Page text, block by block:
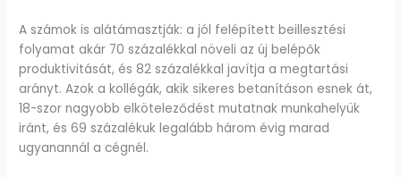
A számok is alátámasztják: a jól felépített beillesztési
folyamat akár 70 százalékkal növeli az új belépők
produktivitását, és 82 százalékkal javítja a megtartási
arányt. Azok a kollégák, akik sikeres betanításon esnek át,
18-szor nagyobb elköteleződést mutatnak munkahelyük
iránt, és 69 százalékuk legalább három évig marad
ugyanannál a cégnél.